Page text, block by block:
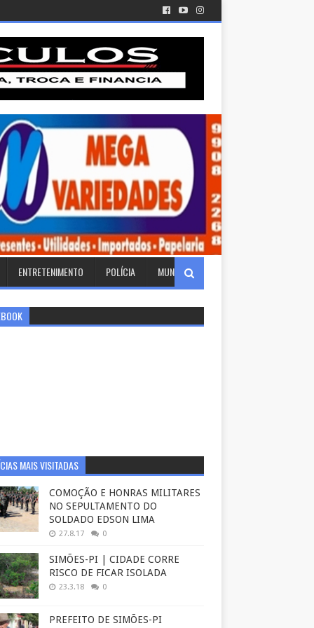
ENTRETENIMENTO POLÍCIA MUNDO
MAIS VISITADAS
COMOÇÃO E HONRAS MILITARES
NO SEPULTAMENTO DO
SOLDADO EDSON LIMA
27.8.17 0
SIMÕES-PI | CIDADE CORRE
RISCO DE FICAR ISOLADA
23.3.18 0
PREFEITO DE SIMÕES-PI